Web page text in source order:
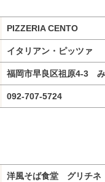
PIZZERIA CENTO
イタリアン・ピッツァ
福岡市早良区祖原4-3
092-707-5724
洋風そば食堂 グリチネ